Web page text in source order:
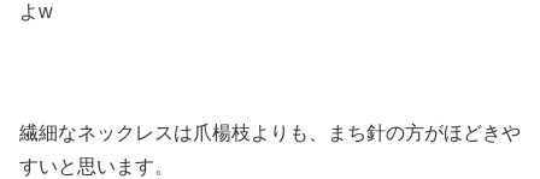
よw
繊細なネックレスは爪楊枝よりも、まち針の方がほどきや
すいと思います。